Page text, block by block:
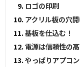
ロゴの印刷
アクリル板の穴
基板を仕込む！
電源は信頼性の
やっぱりアプコ